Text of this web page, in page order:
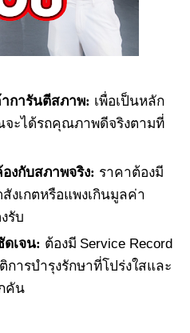
การันตีสภาพ: เพื่อเป็นหลัก
จะได้รถคุณภาพดีจริงตามที่
งกับสภาพจริง: ราคาต้องมี
งเกตหรือแพงเกินมูลค่า
รับ
ดเจน: ต้องมี Service Record
การบำรุงรักษาที่โปร่งใสและ
คัน